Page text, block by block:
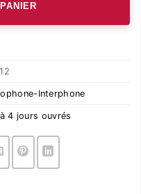
Interphone
4 jours ouvrés